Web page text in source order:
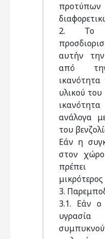
2. Το
αυτήν
από την
υλικού
ανάλογα
του
Εάν η
στον χώρο
πρέπει
3.
3.1. Εάν ο